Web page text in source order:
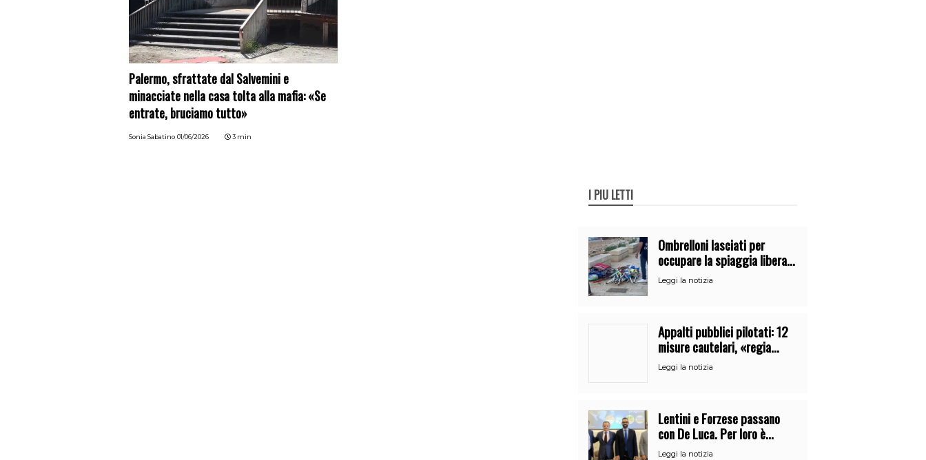
Palermo, sfrattate dal Salvemini e
minacciate nella casa tolta alla mafia: «Se
entrate, bruciamo tutto»
Sonia Sabatino 01/06/2026 3 min
I PIÙ LETTI
Ombrelloni lasciati per
occupare la spiaggia libera.
Maxi sequestro della Guardia
Costiera
Leggi la notizia
Appalti pubblici pilotati: 12
misure cautelari, «regia
occulta» di un uomo vicino al
clan
Leggi la notizia
Lentini e Forzese passano
con De Luca. Per loro è
l’ennesimo cambio di partito
Leggi la notizia